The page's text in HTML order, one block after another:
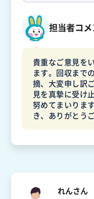
担当者コメ
貴重なご意見を
ます。回収まで
摘、大変申し訳
見を真摯に受け
努めてまいりま
き、ありがとう
れんさん